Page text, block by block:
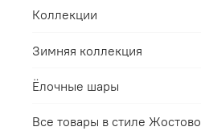
Коллекции
Зимняя коллекция
Ёлочные шары
Все товары в стиле Жостово